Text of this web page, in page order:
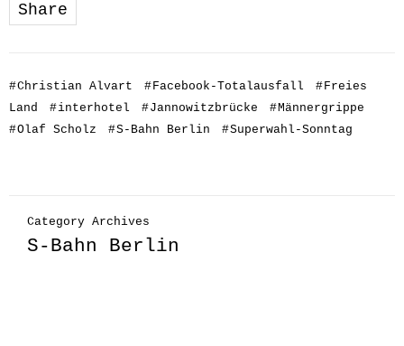
Share
#Christian Alvart #Facebook-Totalausfall #Freies
Land
#interhotel #Jannowitzbrücke #Männergrippe
#Olaf Scholz #S-Bahn Berlin #Superwahl-Sonntag
Category Archives
S-Bahn Berlin